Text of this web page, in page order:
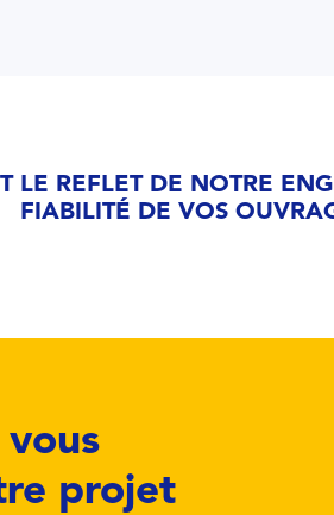
LE REFLET DE NOTRE
FIABILITÉ DE VOS
projet